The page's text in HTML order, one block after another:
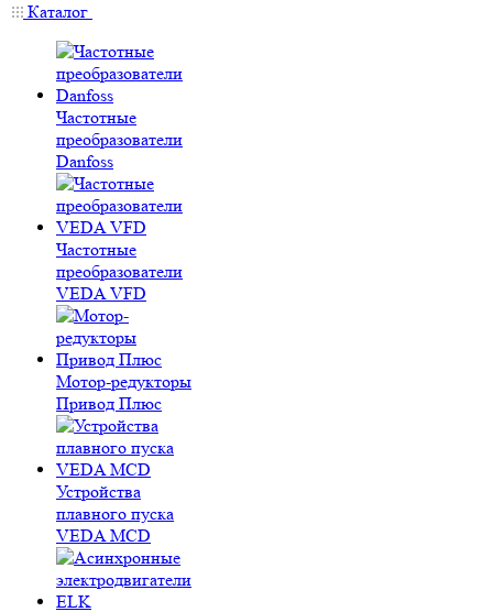
Каталог
Частотные
преобразователи
Danfoss
Частотные
преобразователи
VEDA VFD
Мотор-редукторы
Привод Плюс
Устройства
плавного пуска
VEDA MCD